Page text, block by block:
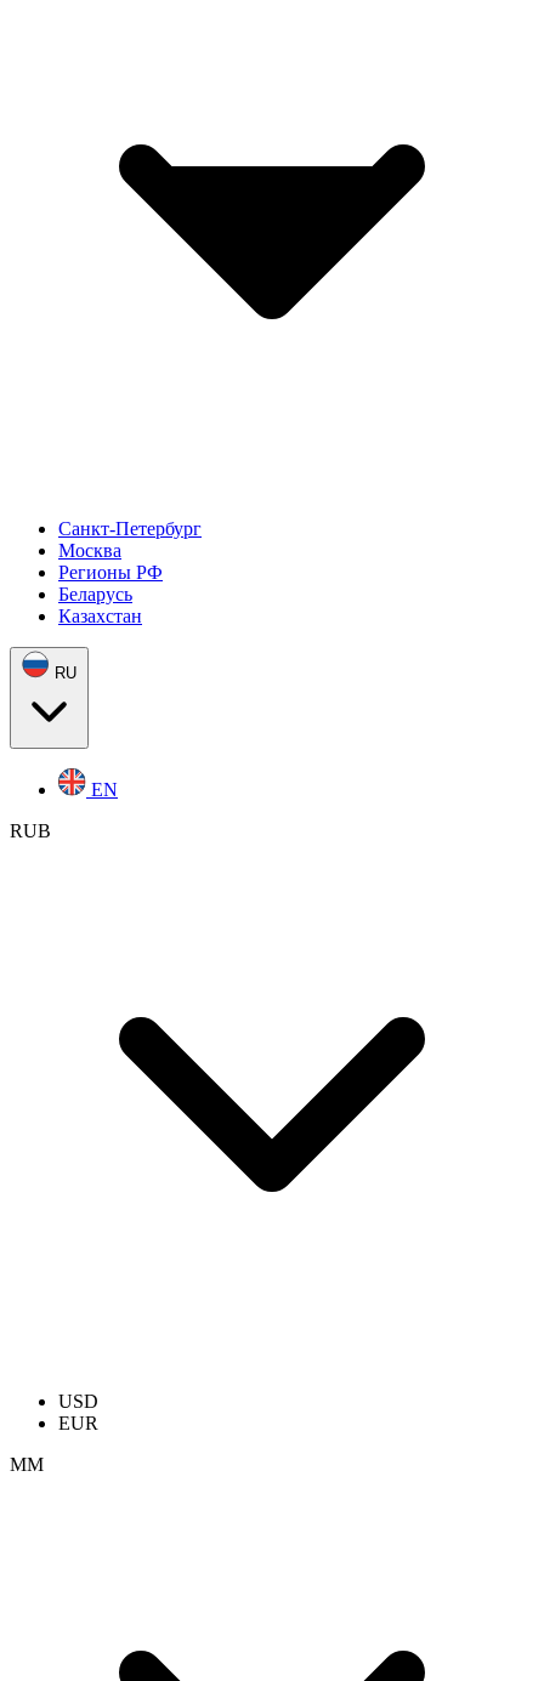
Санкт-Петербург
Москва
Регионы РФ
Беларусь
Казахстан
RU
EN
RUB
USD
EUR
ММ